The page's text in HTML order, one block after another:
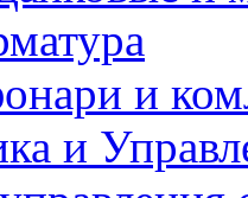
и
и